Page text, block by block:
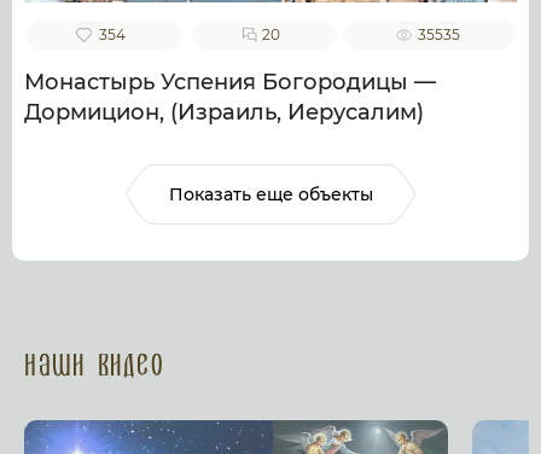
354 20 35535
Монастырь Успения Богородицы —
Дормицион, (Израиль, Иерусалим)
Показать еще объекты
Наши Видео